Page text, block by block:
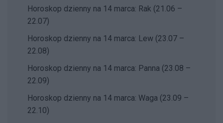
Horoskop dzienny na 14 marca: Rak (21.06 –
22.07)
Horoskop dzienny na 14 marca: Lew (23.07 –
22.08)
Horoskop dzienny na 14 marca: Panna (23.08 –
22.09)
Horoskop dzienny na 14 marca: Waga (23.09 –
22.10)